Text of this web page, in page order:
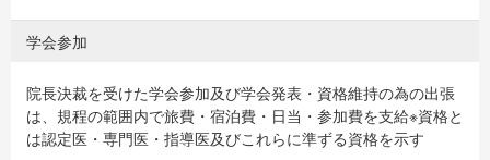
学会参加
院長決裁を受けた学会参加及び学会発表・資格維持の為の出張
は、規程の範囲内で旅費・宿泊費・日当・参加費を支給※資格と
は認定医・専門医・指導医及びこれらに準ずる資格を示す